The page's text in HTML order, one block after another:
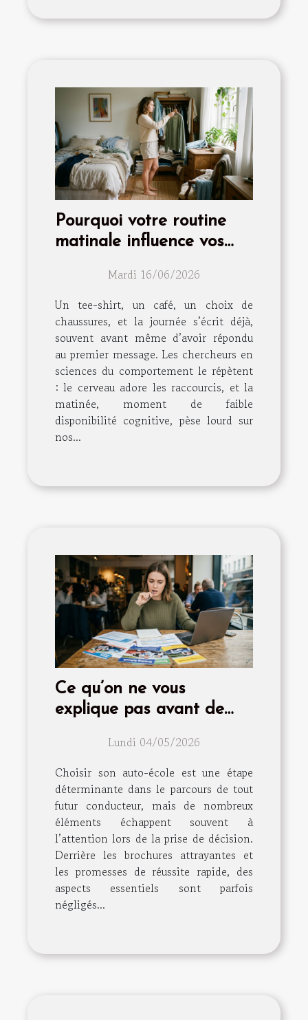
Pourquoi votre routine
matinale influence vos
Mardi 16/06/2026
Un tee-shirt, un café, un choix de
chaussures, et la journée s’écrit déjà,
souvent avant même d’avoir répondu
au premier message. Les chercheurs en
sciences du comportement le répètent
: le cerveau adore les raccourcis, et la
matinée, moment de faible
disponibilité cognitive, pèse lourd sur
nos...
Ce qu’on ne vous
explique pas avant de
Lundi 04/05/2026
Choisir son auto-école est une étape
déterminante dans le parcours de tout
futur conducteur, mais de nombreux
éléments échappent souvent à
l’attention lors de la prise de décision.
Derrière les brochures attrayantes et
les promesses de réussite rapide, des
aspects essentiels sont parfois
négligés...